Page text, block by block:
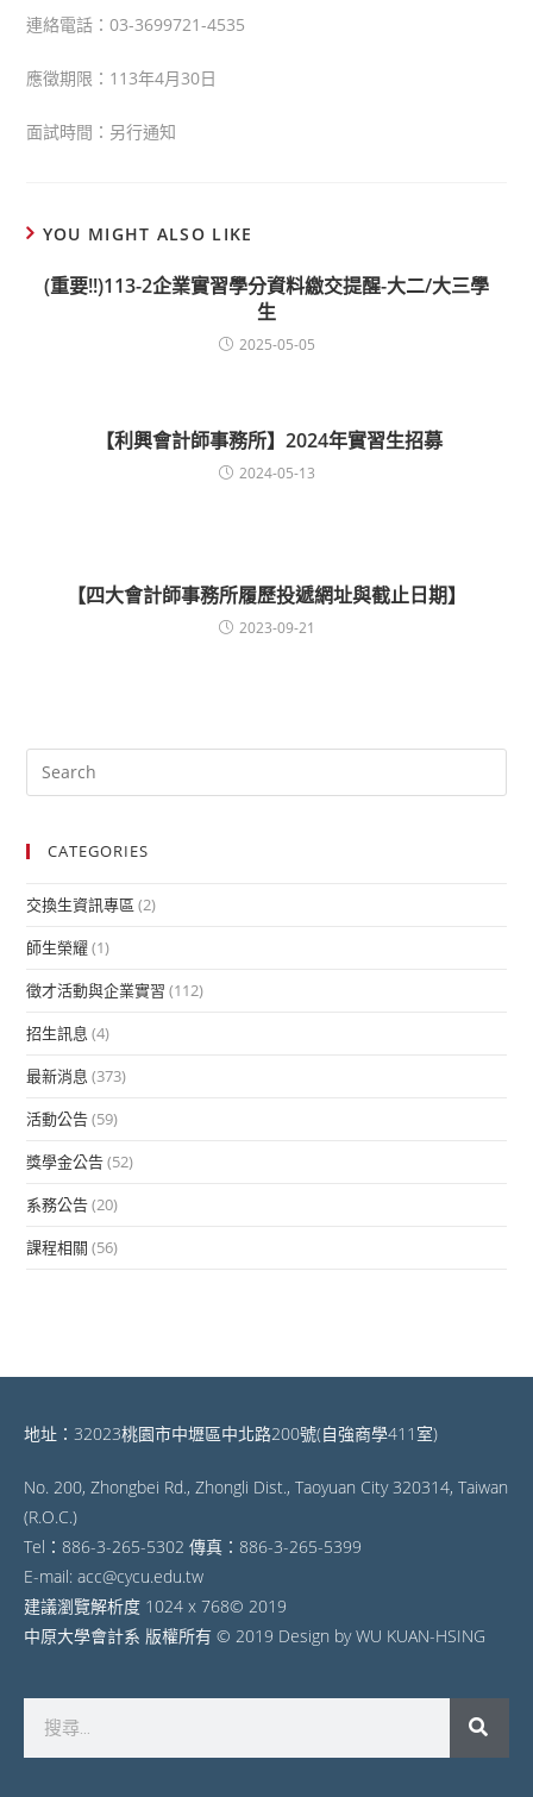
連絡電話：03-3699721-4535
應徵期限：113年4月30日
面試時間：另行通知
YOU MIGHT ALSO LIKE
(重要!!)113-2企業實習學分資料繳交提醒-大二/大三學
生
2025-05-05
【利興會計師事務所】2024年實習生招募
2024-05-13
【四大會計師事務所履歷投遞網址與截止日期】
2023-09-21
CATEGORIES
交換生資訊專區 (2)
師生榮耀(1)
徵才活動與企業實習 (112)
招生訊息 (4)
最新消息 (373)
活動公告(59)
獎學金公告(52)
系務公告(20)
課程相關 (56)
地址：32023桃園市中壢區中北路200號(自強商學411室)
No. 200, Zhongbei Rd., Zhongli Dist., Taoyuan City 320314, Taiwan
(R.O.C.)
Tel：886-3-265-5302 傳真：886-3-265-5399
E-mail: acc@cycu.edu.tw
建議瀏覽解析度 1024 x 768© 2019
中原大學會計系 版權所有 © 2019 Design by WU KUAN-HSING